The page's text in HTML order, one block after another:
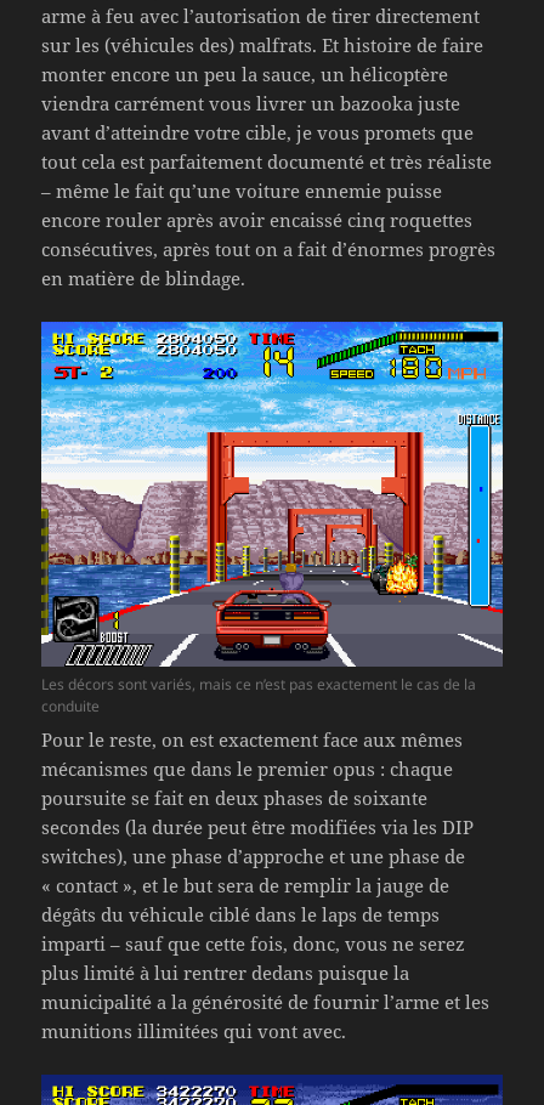
arme à feu avec l’autorisation de tirer directement
sur les (véhicules des) malfrats. Et histoire de faire
monter encore un peu la sauce, un hélicoptère
viendra carrément vous livrer un bazooka juste
avant d’atteindre votre cible, je vous promets que
tout cela est parfaitement documenté et très réaliste
– même le fait qu’une voiture ennemie puisse
encore rouler après avoir encaissé cinq roquettes
consécutives, après tout on a fait d’énormes progrès
en matière de blindage.
Les décors sont variés, mais ce n’est pas exactement le cas de la
conduite
Pour le reste, on est exactement face aux mêmes
mécanismes que dans le premier opus : chaque
poursuite se fait en deux phases de soixante
secondes (la durée peut être modifiées via les DIP
switches), une phase d’approche et une phase de
« contact », et le but sera de remplir la jauge de
dégâts du véhicule ciblé dans le laps de temps
imparti – sauf que cette fois, donc, vous ne serez
plus limité à lui rentrer dedans puisque la
municipalité a la générosité de fournir l’arme et les
munitions illimitées qui vont avec.